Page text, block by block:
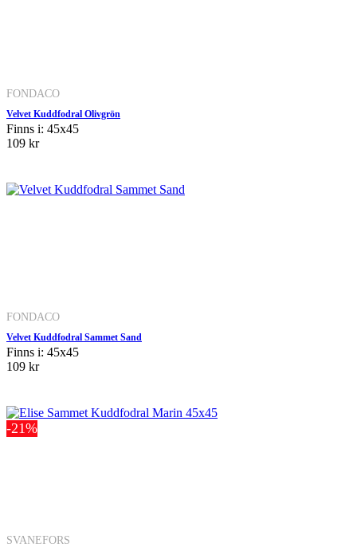
FONDACO
Velvet Kuddfodral Olivgrön
Finns i: 45x45
109 kr
FONDACO
Velvet Kuddfodral Sammet Sand
Finns i: 45x45
109 kr
-21%
SVANEFORS